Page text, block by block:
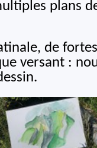
plans
de
versant :